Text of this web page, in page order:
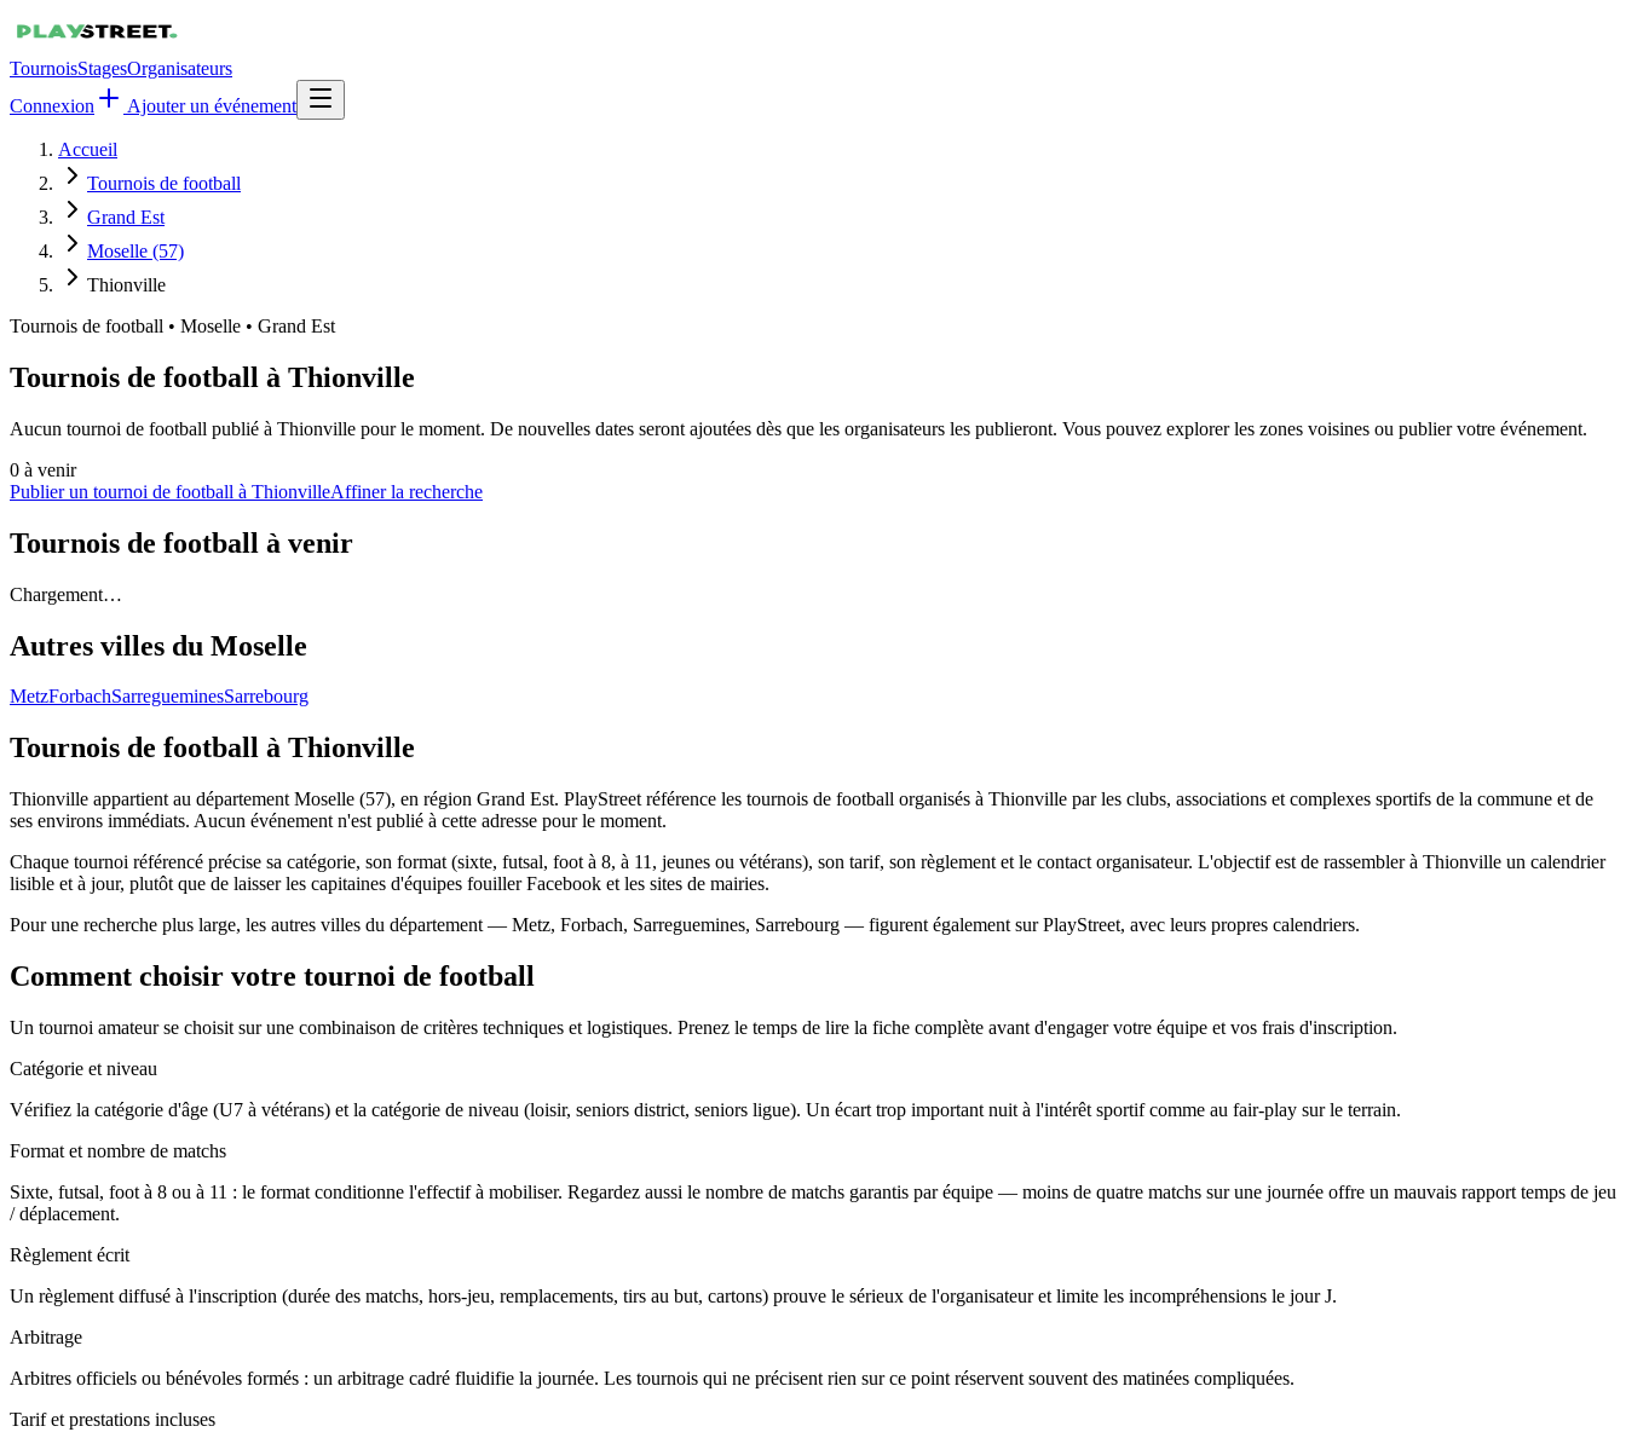
TournoisStagesOrganisateurs
Connexion
Ajouter un événement
Accueil
Tournois de football
Grand Est
Moselle (57)
Thionville
Tournois de football • Moselle • Grand Est
Tournois de football à Thionville
Aucun tournoi de football publié à Thionville pour le moment. De nouvelles dates seront ajoutées dès que les organisateurs les publieront. Vous pouvez explorer les zones voisines ou publier votre événement.
0 à venir
Publier un tournoi de football à ThionvilleAffiner la recherche
Tournois de football à venir
Chargement…
Autres villes du Moselle
MetzForbachSarregueminesSarrebourg
Tournois de football à Thionville
Thionville appartient au département Moselle (57), en région Grand Est. PlayStreet référence les tournois de football organisés à Thionville par les clubs, associations et complexes sportifs de la commune et de
ses environs immédiats. Aucun événement n'est publié à cette adresse pour le moment.
Chaque tournoi référencé précise sa catégorie, son format (sixte, futsal, foot à 8, à 11, jeunes ou vétérans), son tarif, son règlement et le contact organisateur. L'objectif est de rassembler à Thionville un calendrier
lisible et à jour, plutôt que de laisser les capitaines d'équipes fouiller Facebook et les sites de mairies.
Pour une recherche plus large, les autres villes du département — Metz, Forbach, Sarreguemines, Sarrebourg — figurent également sur PlayStreet, avec leurs propres calendriers.
Comment choisir votre tournoi de football
Un tournoi amateur se choisit sur une combinaison de critères techniques et logistiques. Prenez le temps de lire la fiche complète avant d'engager votre équipe et vos frais d'inscription.
Catégorie et niveau
Vérifiez la catégorie d'âge (U7 à vétérans) et la catégorie de niveau (loisir, seniors district, seniors ligue). Un écart trop important nuit à l'intérêt sportif comme au fair-play sur le terrain.
Format et nombre de matchs
Sixte, futsal, foot à 8 ou à 11 : le format conditionne l'effectif à mobiliser. Regardez aussi le nombre de matchs garantis par équipe — moins de quatre matchs sur une journée offre un mauvais rapport temps de jeu
/ déplacement.
Règlement écrit
Un règlement diffusé à l'inscription (durée des matchs, hors-jeu, remplacements, tirs au but, cartons) prouve le sérieux de l'organisateur et limite les incompréhensions le jour J.
Arbitrage
Arbitres officiels ou bénévoles formés : un arbitrage cadré fluidifie la journée. Les tournois qui ne précisent rien sur ce point réservent souvent des matinées compliquées.
Tarif et prestations incluses